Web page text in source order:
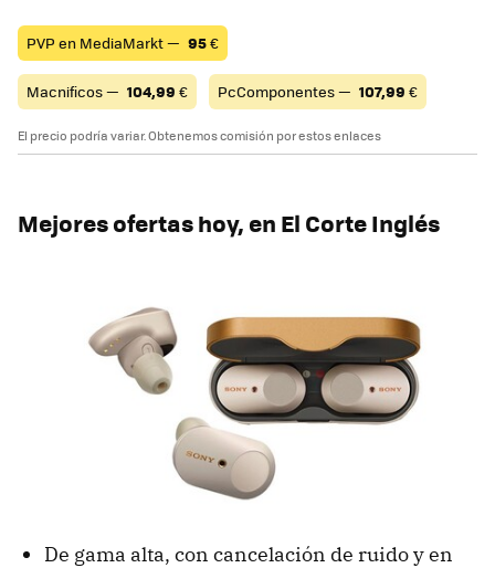
PVP en MediaMarkt — 95€
Macnificos — 104,99 € PcComponentes — 107,99 €
El precio podría variar. Obtenemos comisión por estos enlaces
Mejores ofertas hoy, en El Corte Inglés
De gama alta, con cancelación de ruido y en